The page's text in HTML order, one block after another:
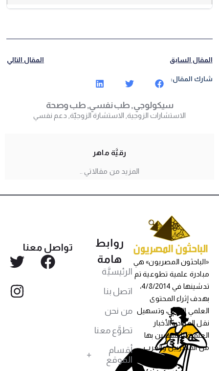
المقال السابق المقال التالي
شارك المقال:
سيكولوجي, طب نفسي, طب وصحة
الاستشارات الزوجية الاستشارة الزوجيّة دعم نفسي
رقيَّة ماهر
المزيد من مقالاتي ..
«الباحثون المصريون» هي
مبادرة علمية تطوعية تم
تدشينها في 4/8/2014،
بهدف إثراء المحتوى
العلمي العربي، وتسهيل
نقل المواد والأخبار
العلمية للمهتمين بها
من المصريين والعرب،
روابط
هامة
الرئيسيَّة
اتصل بنا
من نحن
تطوَّع معنا
أقسام
الموقع
تواصل معنا